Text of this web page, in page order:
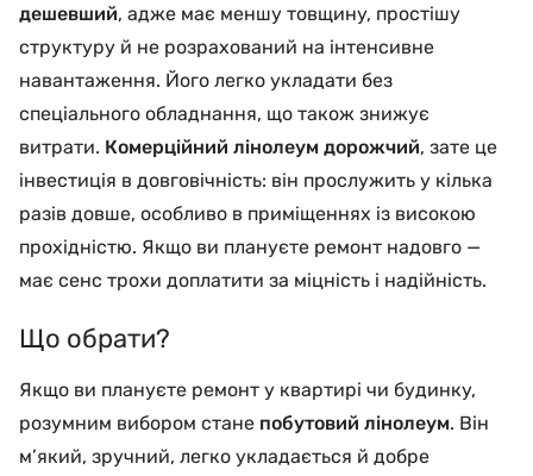
дешевший, адже має меншу товщину, простішу
структуру й не розрахований на інтенсивне
навантаження. Його легко укладати без
спеціального обладнання, що також знижує
витрати. Комерційний лінолеум дорожчий, зате це
інвестиція в довговічність: він прослужить у кілька
разів довше, особливо в приміщеннях із високою
прохідністю. Якщо ви плануєте ремонт надовго —
має сенс трохи доплатити за міцність і надійність.
Що обрати?
Якщо ви плануєте ремонт у квартирі чи будинку,
розумним вибором стане побутовий лінолеум. Він
м’який, зручний, легко укладається й добре